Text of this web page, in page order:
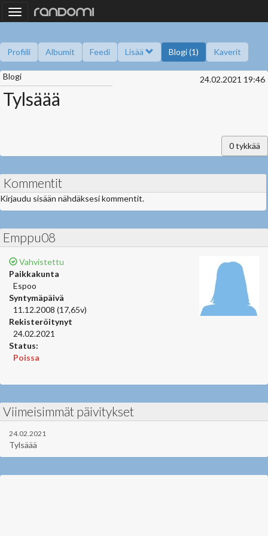
Toggle
navigation
Profiili Albumit Feedi Lisää Blogi (1) Kaverit
Kysy minulta Saavutukset
24.02.2021 19:46
Blogi
Tylsäää
0tykkää
Kommentit
Kirjaudu sisään nähdäksesi kommentit.
Emppu08
Vahvistettu
Paikkakunta
Espoo
Syntymäpäivä
11.12.2008 (17,65v)
Rekisteröitynyt
24.02.2021
Status:
Poissa
Viimeisimmät päivitykset
24.02.2021
Tylsäää